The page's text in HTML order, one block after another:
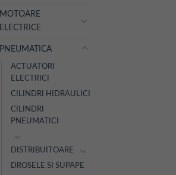
MOTOARE
ELECTRICE
PNEUMATICA
ACTUATORI
ELECTRICI
CILINDRI HIDRAULICI
CILINDRI
PNEUMATICI
DISTRIBUITOARE
DROSELE SI SUPAPE